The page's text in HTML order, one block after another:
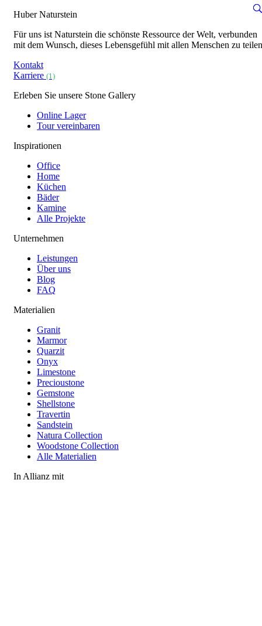
Huber Naturstein
Für uns ist Naturstein die schönste Ressource der Welt, verbunden
mit dem Wunsch, dieses Lebensgefühl mit allen Menschen zu
Kontakt
Karriere (1)
Erleben Sie unsere Stone Gallery
Online Lager
Tour vereinbaren
Inspirationen
Office
Home
Küchen
Bäder
Kamine
Alle Projekte
Unternehmen
Leistungen
Über uns
Blog
FAQ
Materialien
Granit
Marmor
Quarzit
Onyx
Limestone
Precioustone
Gemstone
Shellstone
Travertin
Sandstein
Natura Collection
Woodstone Collection
Alle Materialien
In Allianz mit